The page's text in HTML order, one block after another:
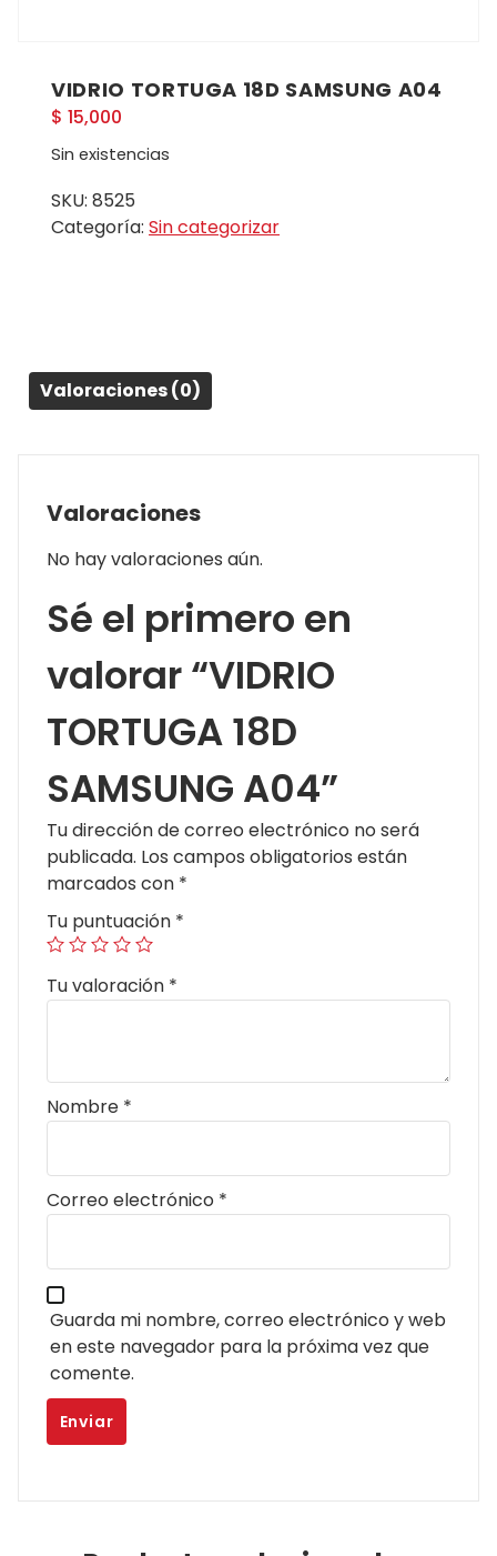
VIDRIO TORTUGA 18D SAMSUNG A04
$ 15,000
Sin existencias
SKU: 8525
Categoría: Sin categorizar
Valoraciones (0)
Valoraciones
No hay valoraciones aún.
Sé el primero en
valorar “VIDRIO
TORTUGA 18D
SAMSUNG A04”
Tu dirección de correo electrónico no será
publicada. Los campos obligatorios están
marcados con *
Tu puntuación *
Tu valoración *
Nombre *
Correo electrónico *
Guarda mi nombre, correo electrónico y web
en este navegador para la próxima vez que
comente.